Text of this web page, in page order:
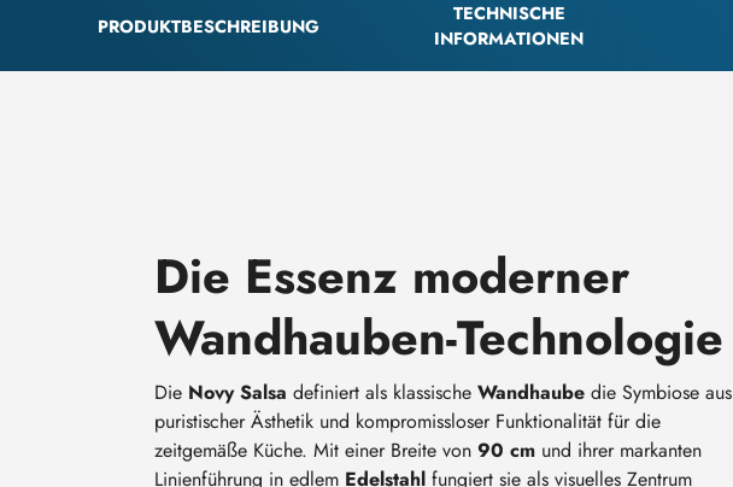
PRODUKTBESCHREIBUNG
TECHNISCHE
INFORMATIONEN
Die Essenz moderner
Wandhauben-Technologie
Die Novy Salsa definiert als klassische Wandhaube die Symbiose aus
puristischer Ästhetik und kompromissloser Funktionalität für die
zeitgemäße Küche. Mit einer Breite von 90 cm und ihrer markanten
Linienführung in edlem Edelstahl fungiert sie als visuelles Zentrum